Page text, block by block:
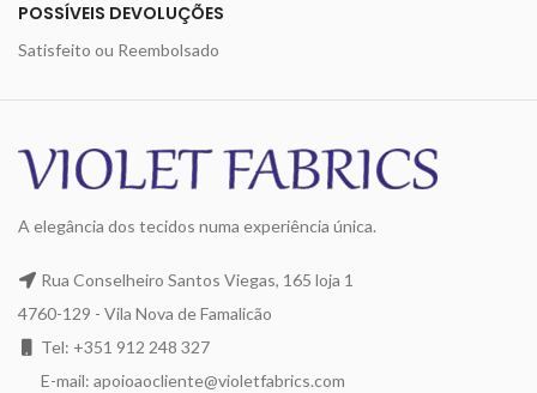
POSSÍVEIS DEVOLUÇÕES
Satisfeito ou Reembolsado
A elegância dos tecidos numa experiência única.
Rua Conselheiro Santos Viegas, 165 loja 1
4760-129 - Vila Nova de Famalicão
Tel: +351 912 248 327
E-mail: apoioaocliente@violetfabrics.com